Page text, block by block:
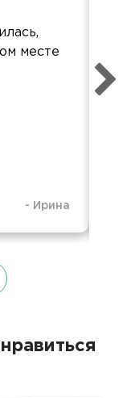
месте
- Ирина